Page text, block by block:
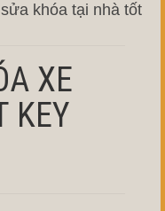
khóa tại nhà tốt
XE
KEY